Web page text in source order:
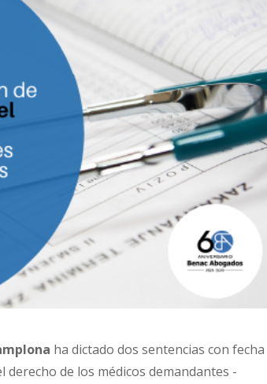
ha dictado dos sentencias con fecha
derecho de los médicos demandantes -